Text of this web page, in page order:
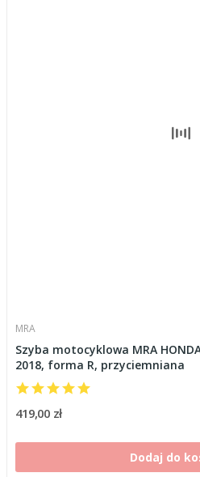
MRA
Szyba motocyklowa MRA HONDA
2018, forma R, przyciemniana
419,00 zł
Dodaj do